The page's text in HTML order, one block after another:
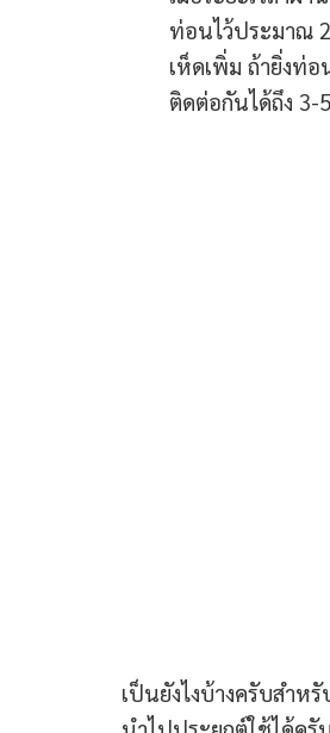
ท่อนไว้ประมาณ
เห็ดเพิ่ม ถ้ายิ่งท่
ติดต่อกันได้ถึง 3-
เป็นยังไงบ้างครับสำห